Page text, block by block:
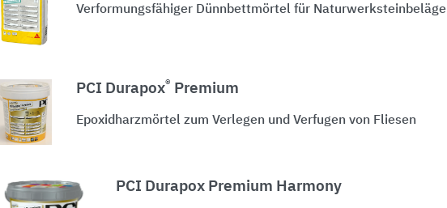
Verformungsfähiger Dünnbettmörtel für Naturwerksteinbeläge
PCI Durapox® Premium
Epoxidharzmörtel zum Verlegen und Verfugen von Fliesen
PCI Durapox Premium Harmony